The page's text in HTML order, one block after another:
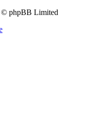
phpBB Limited